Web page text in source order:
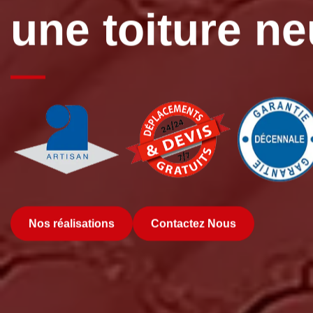
une toiture
Nos réalisations Contactez Nous